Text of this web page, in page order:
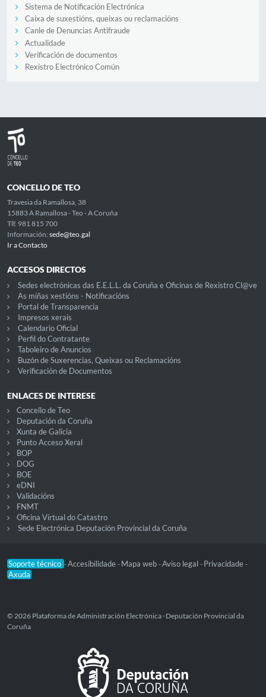
Sistema de Notificación Electrónica
Caixa de suxestións, queixas ou reclamacións
Canle de Denuncias Antifraude
Actualidade
Verificación de documentos
Rexistro Electrónico Común
CONCELLO DE TEO
Travesia da Ramallosa, 38
15883 A Ramallosa - Teo - A Coruña
Tlf. 981 815 700
Información: sede@teo.gal
Ir a Contacto
ACCESOS DIRECTOS
Sedes electrónicas das E.E.L.L. da Coruña e Oficinas de Rexistro Cl@ve
As miñas xestións - Notificacións
Portal de Transparencia
Impresos xerais
Calendario Oficial
Perfil do Contratante
Taboleiro de Anuncios
Buzón de Suxerencias, Queixas ou Reclamacións
Verificación de Documentos
ENLACES DE INTERESE
Concello de Teo
Deputación da Coruña
Xunta de Galicia
Punto Acceso Xeral
BOP
DOG
BOE
eDNI
Validacións
FNMT
Oficina Virtual do Catastro
Sede Electrónica Deputación Provincial da Coruña
Soporte técnico -Accesibilidade - Mapa web -Aviso legal - Privacidade -
Axuda
© 2026 Plataforma de Administración Electrónica · Deputación Provincial da
Coruña